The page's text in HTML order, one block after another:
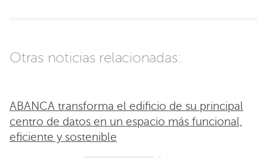
Otras noticias relacionadas:
ABANCA transforma el edificio de su principal
centro de datos en un espacio más funcional,
eficiente y sostenible